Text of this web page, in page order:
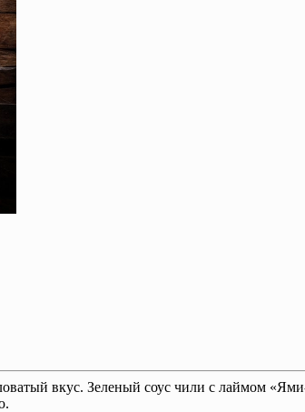
вкус. Зеленый соус чили с лаймом